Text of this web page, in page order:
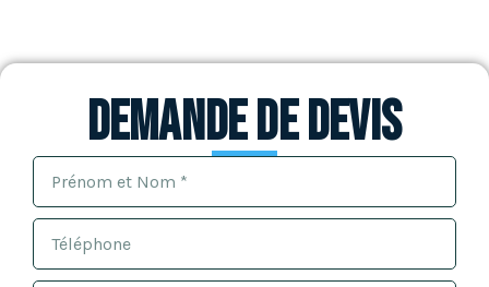
Demande de devis